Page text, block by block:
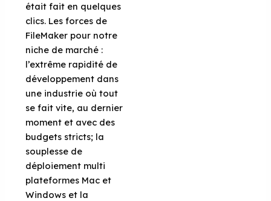
était fait en quelques
clics. Les forces de
FileMaker pour notre
niche de marché :
l’extrême rapidité de
développement dans
une industrie où tout
se fait vite, au dernier
moment et avec des
budgets stricts; la
souplesse de
déploiement multi
plateformes Mac et
Windows et la